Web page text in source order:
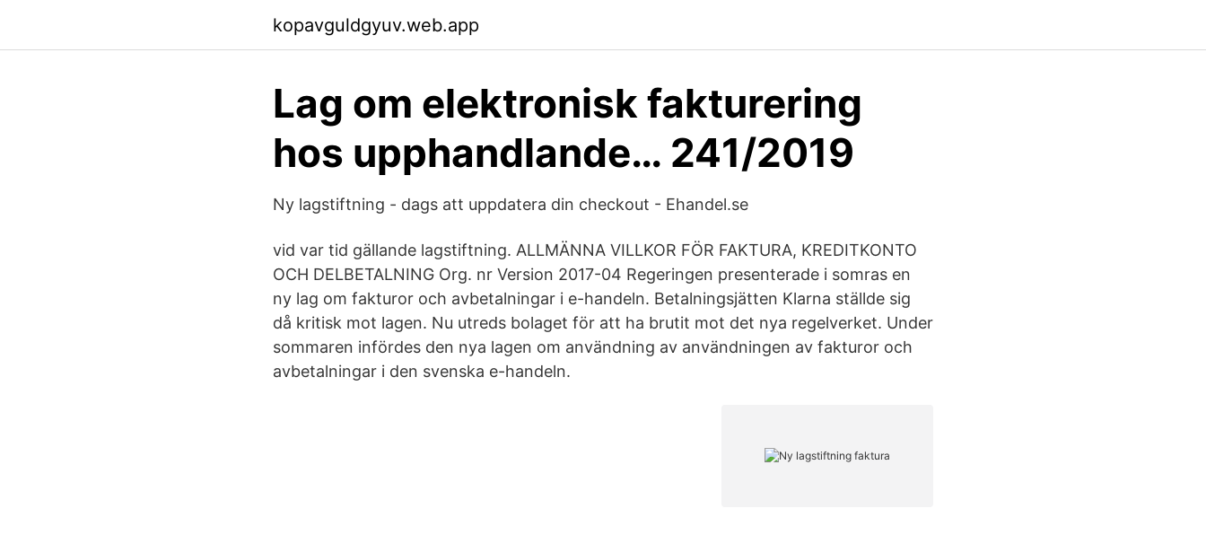
kopavguldgyuv.web.app
Lag om elektronisk fakturering
hos upphandlande… 241/2019
Ny lagstiftning - dags att uppdatera din checkout - Ehandel.se
vid var tid gällande lagstiftning. ALLMÄNNA VILLKOR FÖR FAKTURA, KREDITKONTO
OCH DELBETALNING Org. nr Version 2017-04 Regeringen presenterade i somras en
ny lag om fakturor och avbetalningar i e-handeln. Betalningsjätten Klarna ställde sig
då kritisk mot lagen. Nu utreds bolaget för att ha brutit mot det nya regelverket. Under
sommaren infördes den nya lagen om användning av användningen av fakturor och
avbetalningar i den svenska e-handeln.